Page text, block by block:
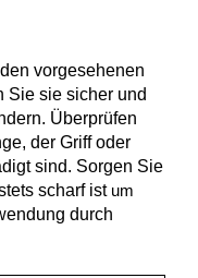
vorgesehenen
Sie sie sicher und
Überprüfen
der Griff oder
sind. Sorgen Sie
scharf ist um
durch